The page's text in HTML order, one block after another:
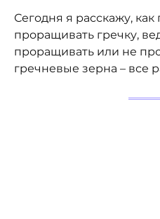
Сегодня я расскажу,
проращивать гречку,
проращивать или не
гречневые зерна – все